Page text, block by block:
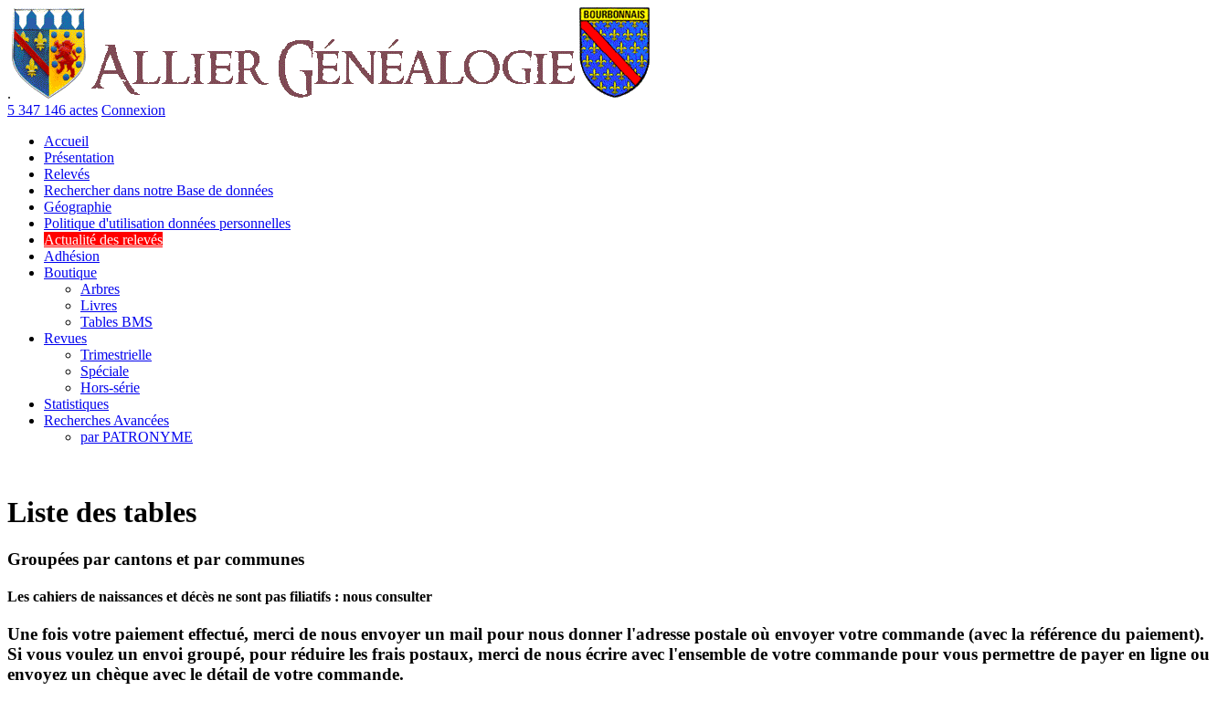
.
5 347 146 actes Connexion
Accueil
Présentation
Relevés
Rechercher dans notre Base de données
Géographie
Politique d'utilisation données personnelles
Actualité des relevés
Adhésion
Boutique
Arbres
Livres
Tables BMS
Revues
Trimestrielle
Spéciale
Hors-série
Statistiques
Recherches Avancées
par PATRONYME
Liste des tables
Groupées par cantons et par communes
Les cahiers de naissances et décès ne sont pas filiatifs : nous consulter
Une fois votre paiement effectué, merci de nous envoyer un mail pour nous donner l'adresse postale où envoyer votre commande (avec la référence du paiement).
Si vous voulez un envoi groupé, pour réduire les frais postaux, merci de nous écrire avec l'ensemble de votre commande pour vous permettre de payer en ligne ou
envoyez un chèque avec le détail de votre commande.